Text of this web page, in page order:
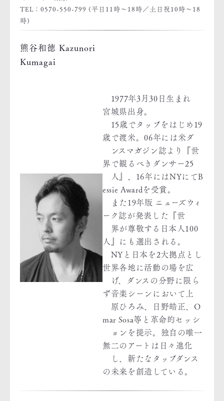
TEL：0570-550-799 (平日11時〜18時／土日祝10時〜18
時)
熊谷和徳 Kazunori
Kumagai
1977年3月30日生まれ
宮城県出身。
15歳でタップをはじめ19
歳で渡米。06年には米ダ
ンスマガジン誌より『世
界で観るべきダンサー25
人』、16年にはNYにてB
essie Awardを受賞。
また19年版 ニューズウィ
ーク誌が発表した『世
界が尊敬する日本人100
人』にも選出される。
NYと日本を2大拠点とし
世界各地に活動の場を広
げ、ダンスの分野に限ら
ず音楽シーンにおいて上
原ひろみ、日野皓正、O
mar Sosa等と革命的セッシ
ョンを提示。独自の唯一
無二のアートは日々進化
し、新たなタップダンス
の未来を創造している。